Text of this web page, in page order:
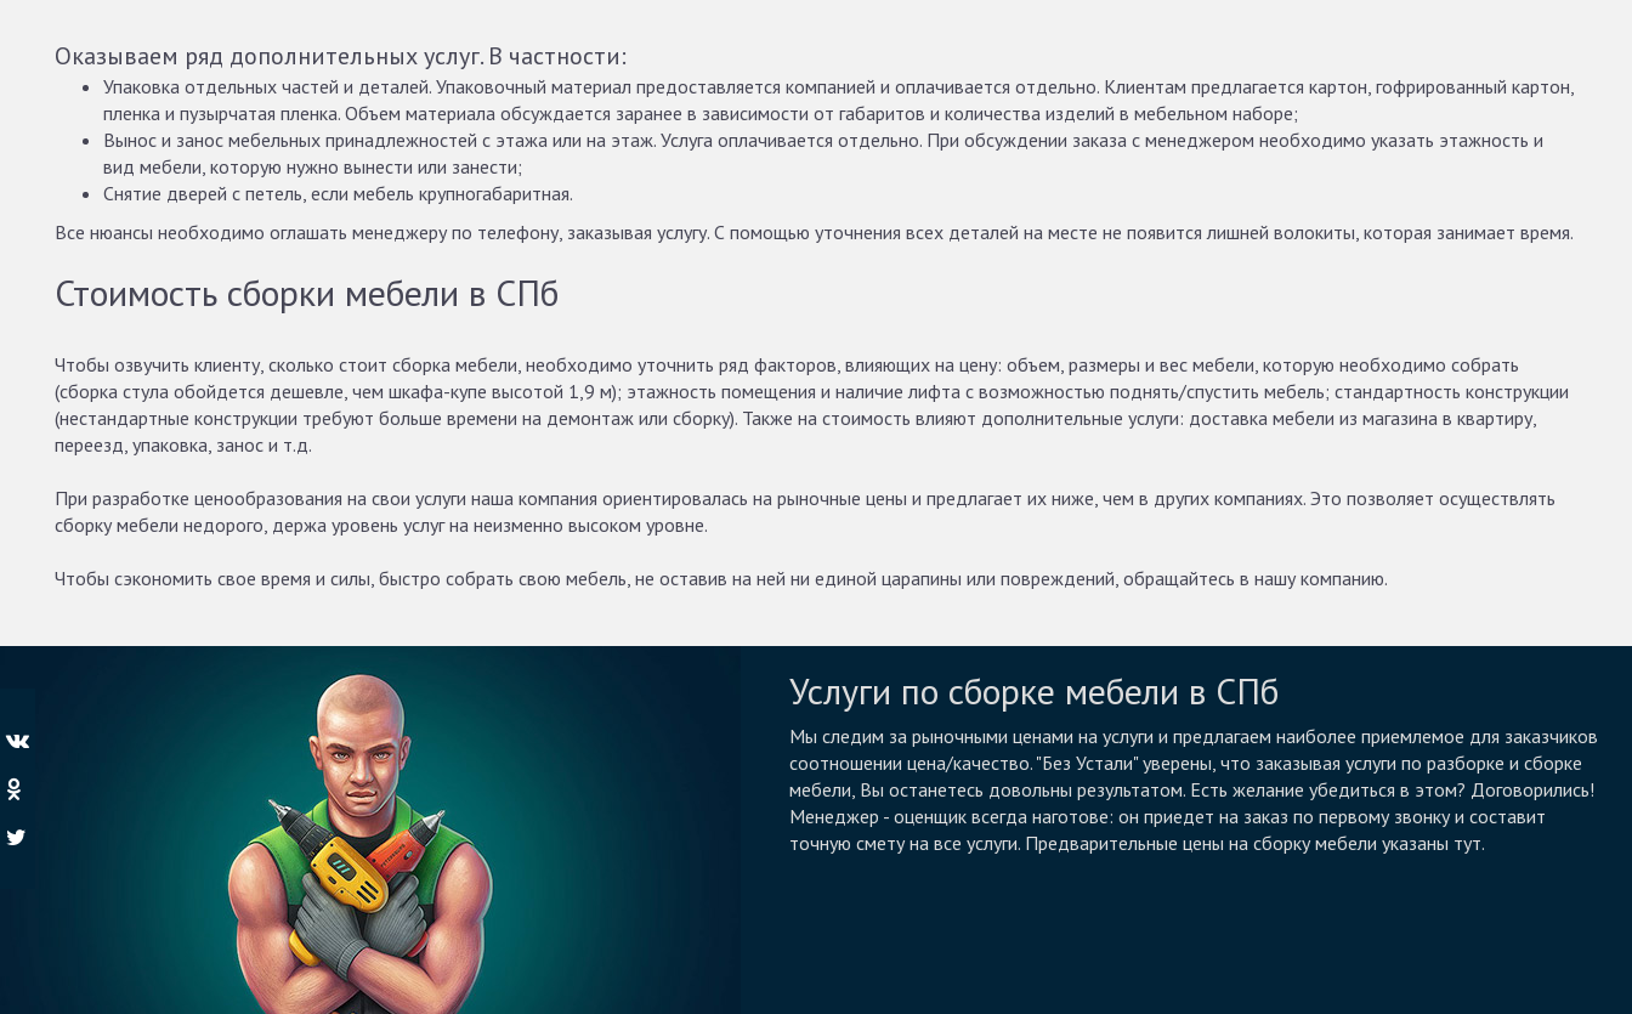
Оказываем ряд дополнительных услуг. В частности:
Упаковка отдельных частей и деталей. Упаковочный материал предоставляется компанией и оплачивается отдельно. Клиентам предлагается картон, гофрированный картон,
пленка и пузырчатая пленка. Объем материала обсуждается заранее в зависимости от габаритов и количества изделий в мебельном наборе;
Вынос и занос мебельных принадлежностей с этажа или на этаж. Услуга оплачивается отдельно. При обсуждении заказа с менеджером необходимо указать этажность и
вид мебели, которую нужно вынести или занести;
Снятие дверей с петель, если мебель крупногабаритная.
Все нюансы необходимо оглашать менеджеру по телефону, заказывая услугу. С помощью уточнения всех деталей на месте не появится лишней волокиты, которая занимает время.
Стоимость сборки мебели в СПб
Чтобы озвучить клиенту, сколько стоит сборка мебели, необходимо уточнить ряд факторов, влияющих на цену: объем, размеры и вес мебели, которую необходимо собрать
(сборка стула обойдется дешевле, чем шкафа-купе высотой 1,9 м); этажность помещения и наличие лифта с возможностью поднять/спустить мебель; стандартность конструкции
(нестандартные конструкции требуют больше времени на демонтаж или сборку). Также на стоимость влияют дополнительные услуги: доставка мебели из магазина в квартиру,
переезд, упаковка, занос и т.д.
При разработке ценообразования на свои услуги наша компания ориентировалась на рыночные цены и предлагает их ниже, чем в других компаниях. Это позволяет осуществлять
сборку мебели недорого, держа уровень услуг на неизменно высоком уровне.
Чтобы сэкономить свое время и силы, быстро собрать свою мебель, не оставив на ней ни единой царапины или повреждений, обращайтесь в нашу компанию.
Услуги по сборке мебели в СПб
Мы следим за рыночными ценами на услуги и предлагаем наиболее приемлемое для заказчиков
соотношении цена/качество. "Без Устали" уверены, что заказывая услуги по разборке и сборке
мебели, Вы останетесь довольны результатом. Есть желание убедиться в этом? Договорились!
Менеджер - оценщик всегда наготове: он приедет на заказ по первому звонку и составит
точную смету на все услуги. Предварительные цены на сборку мебели указаны тут.